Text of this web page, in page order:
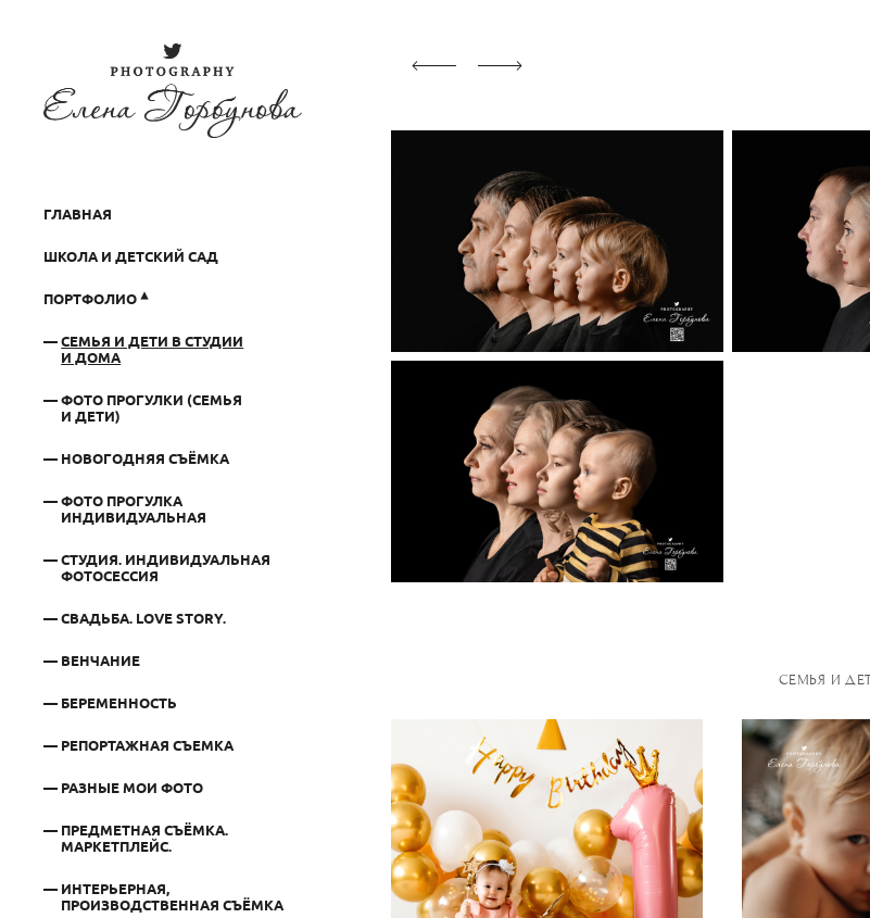
ГЛАВНАЯ
ШКОЛА И ДЕТСКИЙ САД
ПОРТФОЛИО
СЕМЬЯ И ДЕТИ В СТУДИИ
И ДОМА
ФОТО ПРОГУЛКИ (СЕМЬЯ
И ДЕТИ)
НОВОГОДНЯЯ СЪЁМКА
ФОТО ПРОГУЛКА
ИНДИВИДУАЛЬНАЯ
СТУДИЯ. ИНДИВИДУАЛЬНАЯ
ФОТОСЕССИЯ
СВАДЬБА. LOVE STORY.
ВЕНЧАНИЕ
БЕРЕМЕННОСТЬ
РЕПОРТАЖНАЯ СЪЕМКА
РАЗНЫЕ МОИ ФОТО
ПРЕДМЕТНАЯ СЪЁМКА.
МАРКЕТПЛЕЙС.
ИНТЕРЬЕРНАЯ,
ПРОИЗВОДСТВЕННАЯ СЪЁМКА
СЕМЬЯ И